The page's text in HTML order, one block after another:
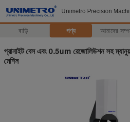
Unimetro Precision
বাড়ি পণ্য আমাদের
গ্রানাইট বেস এবং 0.5um রেজোলিউশন সহ
মেশিন